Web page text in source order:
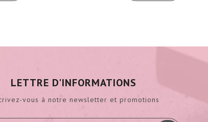
LETTRE D'INFORMATIONS
vous à notre newsletter et promotions